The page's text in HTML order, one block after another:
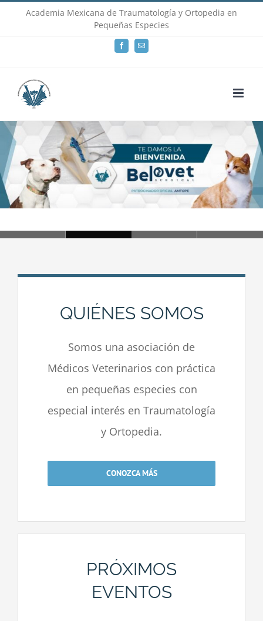
Academia Mexicana de Traumatología y Ortopedia en
Pequeñas Especies
FacebookEmail
Loading...
QUIÉNES SOMOS
Somos una asociación de
Médicos Veterinarios con práctica
en pequeñas especies con
especial interés en Traumatología
y Ortopedia.
CONOZCA MÁS
PRÓXIMOS
EVENTOS